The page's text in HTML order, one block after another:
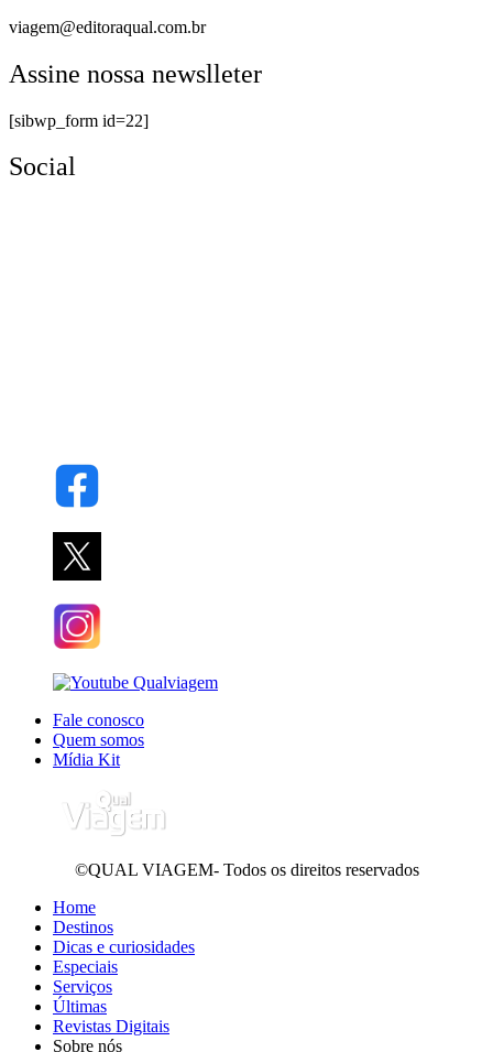
viagem@editoraqual.com.br
Assine nossa newslleter
[sibwp_form id=22]
Social
Fale conosco
Quem somos
Mídia Kit
©QUAL VIAGEM- Todos os direitos reservados
Home
Destinos
Dicas e curiosidades
Especiais
Serviços
Últimas
Revistas Digitais
Sobre nós